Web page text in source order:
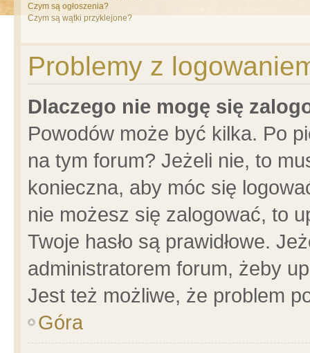
Czym są ogłoszenia?
Czym są wątki przyklejone?
Problemy z
Dlaczego nie mogę się
Powodów może być kilka. Po
na tym forum? Jeżeli nie, to
konieczna, aby móc się
nie możesz się zalogować, to
Twoje hasło są prawidłowe.
administratorem forum, żeby
Jest też możliwe, że problem
Góra